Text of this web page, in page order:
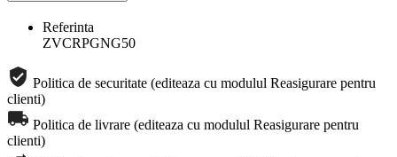
Referinta
ZVCRPGNG50
Politica de securitate (editeaza cu modulul Reasigurare pentru
clienti)
Politica de livrare (editeaza cu modulul Reasigurare pentru
clienti)